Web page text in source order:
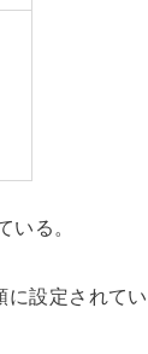
いる。
設定されてい